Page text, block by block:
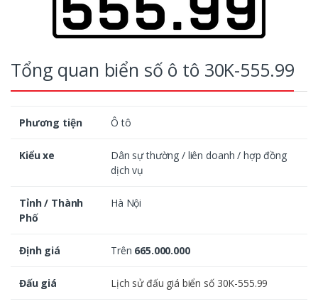
Tổng quan biển số ô tô 30K-555.99
Phương tiện Ô tô
Kiểu xe
Dân sự thường / liên doanh / hợp đồng
dịch vụ
Tỉnh / Thành
Phố
Hà Nội
Định giá Trên 665.000.000
Đấu giá Lịch sử đấu giá biển số 30K-555.99